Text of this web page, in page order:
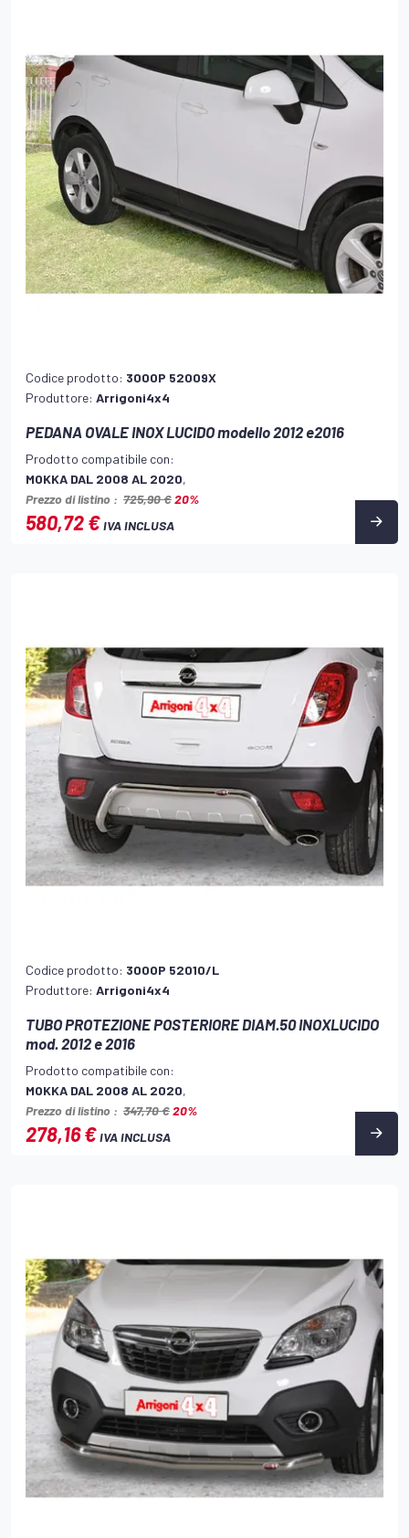
Codice prodotto: 300OP 52009X
Produttore: Arrigoni4x4
PEDANA OVALE INOX LUCIDO modello 2012 e2016
Prodotto compatibile con:
MOKKA DAL 2008 AL 2020,
Prezzo di listino : 725,90 €20%
580,72 €IVA INCLUSA
Codice prodotto: 300OP 52010/L
Produttore: Arrigoni4x4
TUBO PROTEZIONE POSTERIORE DIAM.50 INOXLUCIDO
mod. 2012 e 2016
Prodotto compatibile con:
MOKKA DAL 2008 AL 2020,
Prezzo di listino : 347,70 €20%
278,16 €IVA INCLUSA